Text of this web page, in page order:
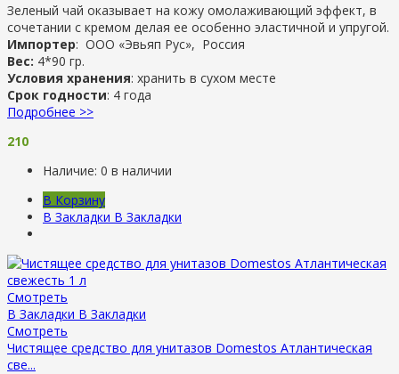
Зеленый чай оказывает на кожу омолаживающий эффект, в
сочетании с кремом делая ее особенно эластичной и упругой.
Импортер: ООО «Эвьяп Рус», Россия
Вес: 4*90 гр.
Условия хранения: хранить в сухом месте
Срок годности: 4 года
Подробнее >>
210
Наличие: 0 в наличии
В Корзину
В Закладки В Закладки
Смотреть
В Закладки В Закладки
Смотреть
Чистящее средство для унитазов Domestos Атлантическая
све...